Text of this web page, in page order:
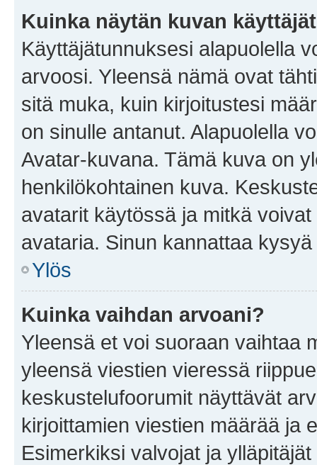
Kuinka näytän kuvan
Käyttäjätunnuksesi alapuolella
arvoosi. Yleensä nämä ovat
sitä muka, kuin kirjoitustesi
on sinulle antanut. Alapuolella
Avatar-kuvana. Tämä kuva on
henkilökohtainen kuva.
avatarit käytössä ja mitkä
avataria. Sinun kannattaa
Ylös
Kuinka vaihdan arvoani?
Yleensä et voi suoraan vaihtaa
yleensä viestien vieressä
keskustelufoorumit näyttävät
kirjoittamien viestien määrää ja
Esimerkiksi valvojat ja